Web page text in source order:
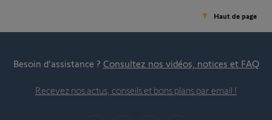
Haut de page
Besoin d’assistance ? Consultez nos vidéos, notices et FAQ
Recevez nos actus, conseils et bons plans par email !